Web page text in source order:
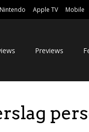
Nintendo Apple TV Mobile
Previews